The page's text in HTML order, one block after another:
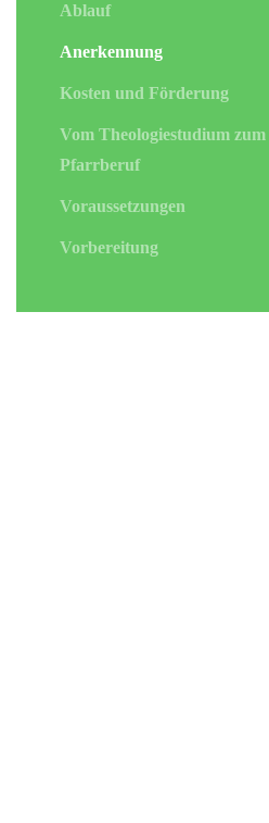
Ablauf
Anerkennung
Kosten und Förderung
Vom Theologiestudium zum
Pfarrberuf
Voraussetzungen
Vorbereitung